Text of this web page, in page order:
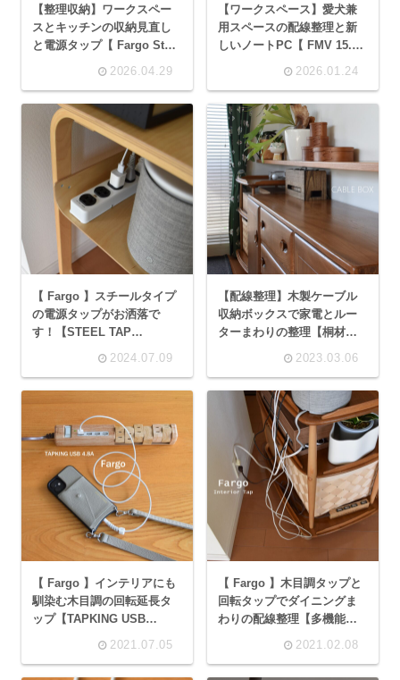
【整理収納】ワークスペー
スとキッチンの収納見直し
と電源タップ【 Fargo Steel
2026.04.29
【ワークスペース】愛犬兼
用スペースの配線整理と新
しいノートPC【 FMV 15.6
2026.01.24
【 Fargo 】スチールタイプ
の電源タップがお洒落で
す！【STEEL TAP
2024.07.09
【配線整理】木製ケーブル
収納ボックスで家電とルー
ターまわりの整理【桐材・
2023.03.06
【 Fargo 】インテリアにも
馴染む木目調の回転延長タ
ップ【TAPKING USB
2021.07.05
【 Fargo 】木目調タップと
回転タップでダイニングま
わりの配線整理【多機能電
2021.02.08